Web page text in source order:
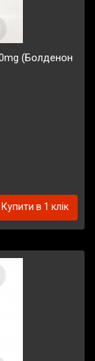
(Болденон
Купити в 1 клік